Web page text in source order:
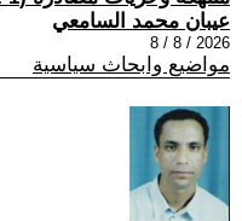
عيبان محمد السامعي
2026 / 8 / 8
مواضيع وابحاث سياسية